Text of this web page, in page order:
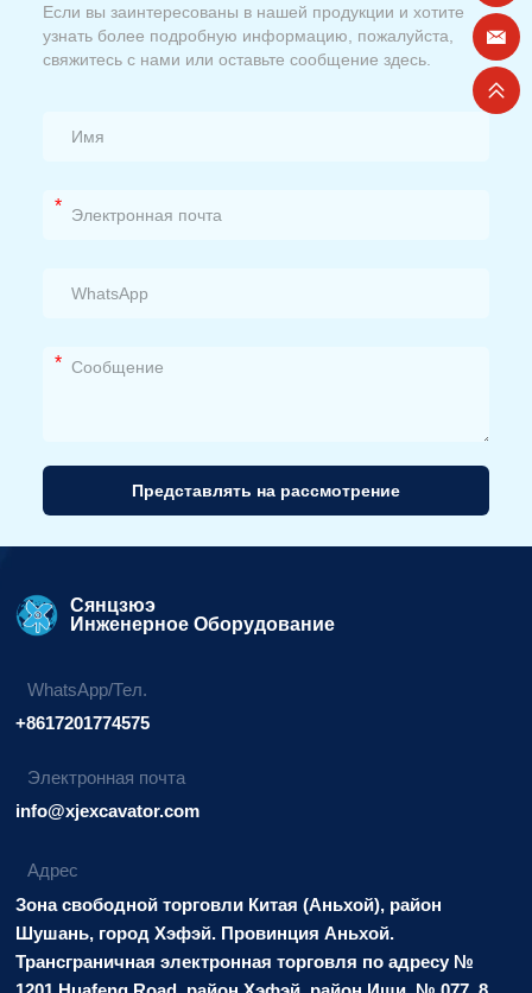
Если вы заинтересованы в нашей продукции и хотите
узнать более подробную информацию, пожалуйста,
свяжитесь с нами или оставьте сообщение здесь.
*
*
Представлять на рассмотрение
вариант:
Сянцзюэ
Инженерное Оборудование
WhatsApp/Тел.
+8617201774575
Электронная почта
info@xjexcavator.com
Адрес
Зона свободной торговли Китая (Аньхой), район
Шушань, город Хэфэй. Провинция Аньхой.
Трансграничная электронная торговля по адресу №